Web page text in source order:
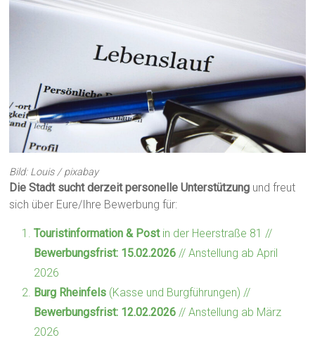
Bild: Louis / pixabay
Die Stadt sucht derzeit personelle Unterstützung und freut
sich über Eure/Ihre Bewerbung für:
Touristinformation & Postin der Heerstraße 81 //
Bewerbungsfrist: 15.02.2026 // Anstellung ab April
2026
Burg Rheinfels (Kasse und Burgführungen) //
Bewerbungsfrist: 12.02.2026 // Anstellung ab März
2026